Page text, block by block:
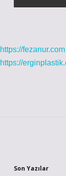
https://fezanur.com
https://
Son Yazılar